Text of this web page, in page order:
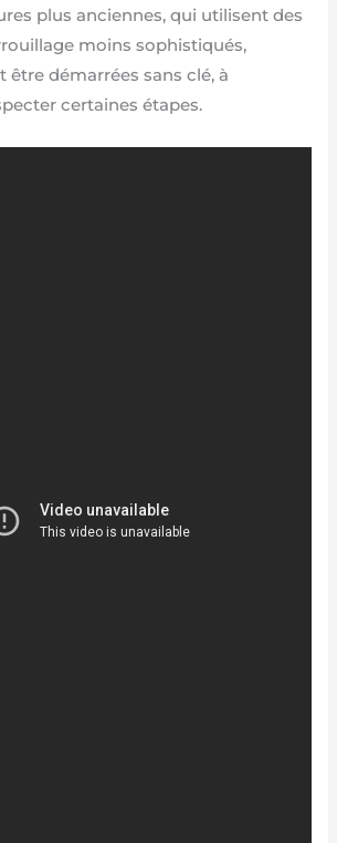
plus anciennes, qui utilisent des
moins sophistiqués,
être démarrées sans clé, à
certaines étapes.